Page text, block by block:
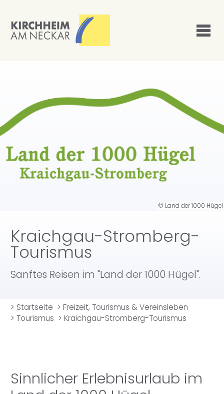
© Land der 1000 Hügel
Kraichgau-Stromberg-
Tourismus
Sanftes Reisen im "Land der 1000 Hügel".
> Startseite > Freizeit, Tourismus & Vereinsleben
> Tourismus > Kraichgau-Stromberg-Tourismus
Sinnlicher Erlebnisurlaub im